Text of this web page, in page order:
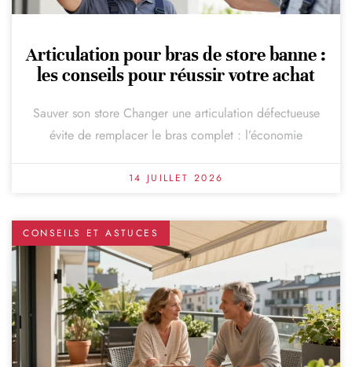
Articulation pour bras de store banne :
les conseils pour réussir votre achat
Sauver son store Changer une articulation défectueuse
évite de remplacer le bras complet : l’économie
14 JUILLET 2026
CONSEILS ET ASTUCES